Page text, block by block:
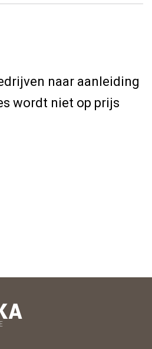
naar aanleiding
wordt niet op prijs